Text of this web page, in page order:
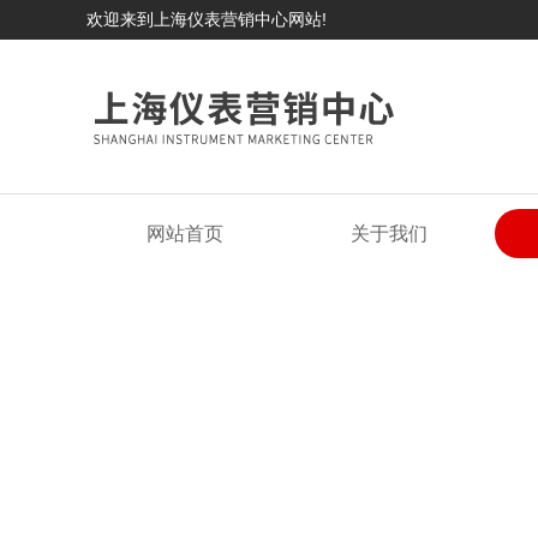
欢迎来到上海仪表营销中心网站!
网站首页 关于我们